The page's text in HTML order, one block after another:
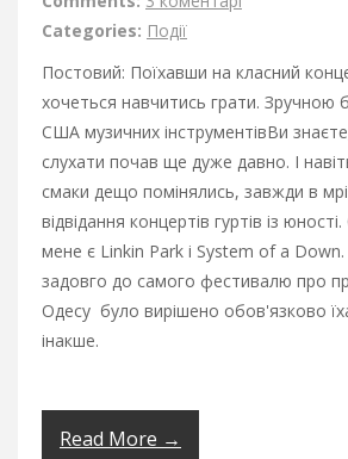
Categories: Події
Постовий: Поїхавши на класний
хочеться навчитись грати. Зручною
США музичних інструментівВи
слухати почав ще дуже давно. І
смаки дещо помінялись, завжди в
відвідання концертів гуртів із
мене є Linkin Park i System of a
задовго до самого фестивалю про
Одесу було вирішено обов'язково
інакше.
Read More →